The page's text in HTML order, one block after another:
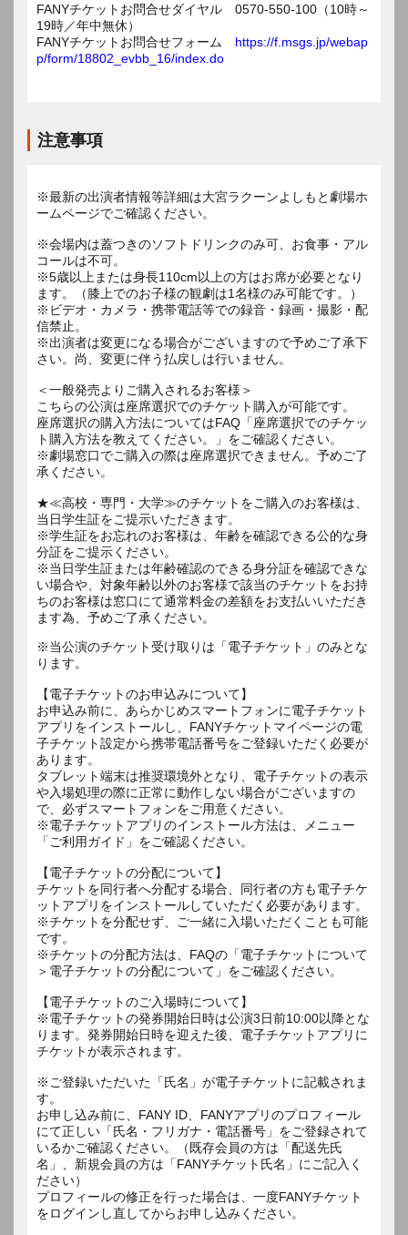
FANYチケットお問合せダイヤル 0570-550-100（10時～
19時／年中無休）
FANYチケットお問合せフォーム https://f.msgs.jp/webap
p/form/18802_evbb_16/index.do
注意事項
※最新の出演者情報等詳細は大宮ラクーンよしもと劇場ホ
ームページでご確認ください。
※会場内は蓋つきのソフトドリンクのみ可、お食事・アル
コールは不可。
※5歳以上または身長110cm以上の方はお席が必要となり
ます。（膝上でのお子様の観劇は1名様のみ可能です。）
※ビデオ・カメラ・携帯電話等での録音・録画・撮影・配
信禁止。
※出演者は変更になる場合がございますので予めご了承下
さい。尚、変更に伴う払戻しは行いません。
＜一般発売よりご購入されるお客様＞
こちらの公演は座席選択でのチケット購入が可能です。
座席選択の購入方法についてはFAQ「座席選択でのチケッ
ト購入方法を教えてください。」をご確認ください。
※劇場窓口でご購入の際は座席選択できません。予めご了
承ください。
★≪高校・専門・大学≫のチケットをご購入のお客様は、
当日学生証をご提示いただきます。
※学生証をお忘れのお客様は、年齢を確認できる公的な身
分証をご提示ください。
※当日学生証または年齢確認のできる身分証を確認できな
い場合や、対象年齢以外のお客様で該当のチケットをお持
ちのお客様は窓口にて通常料金の差額をお支払いいただき
ます為、予めご了承ください。
※当公演のチケット受け取りは「電子チケット」のみとな
ります。
【電子チケットのお申込みについて】
お申込み前に、あらかじめスマートフォンに電子チケット
アプリをインストールし、FANYチケットマイページの電
子チケット設定から携帯電話番号をご登録いただく必要が
あります。
タブレット端末は推奨環境外となり、電子チケットの表示
や入場処理の際に正常に動作しない場合がございますの
で、必ずスマートフォンをご用意ください。
※電子チケットアプリのインストール方法は、メニュー
「ご利用ガイド」をご確認ください。
【電子チケットの分配について】
チケットを同行者へ分配する場合、同行者の方も電子チケ
ットアプリをインストールしていただく必要があります。
※チケットを分配せず、ご一緒に入場いただくことも可能
です。
※チケットの分配方法は、FAQの「電子チケットについて
＞電子チケットの分配について」をご確認ください。
【電子チケットのご入場時について】
※電子チケットの発券開始日時は公演3日前10:00以降とな
ります。発券開始日時を迎えた後、電子チケットアプリに
チケットが表示されます。
※ご登録いただいた「氏名」が電子チケットに記載されま
す。
お申し込み前に、FANY ID、FANYアプリのプロフィール
にて正しい「氏名・フリガナ・電話番号」をご登録されて
いるかご確認ください。（既存会員の方は「配送先氏
名」、新規会員の方は「FANYチケット氏名」にご記入く
ださい）
プロフィールの修正を行った場合は、一度FANYチケット
をログインし直してからお申し込みください。